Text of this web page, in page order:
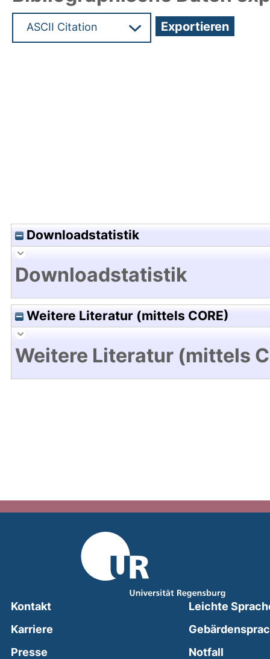
Downloadstatistik
Downloadstatistik
Weitere Literatur (mittels CORE)
Weitere Literatur (mittels
Kontakt
Karriere
Presse
Leichte
Notfall